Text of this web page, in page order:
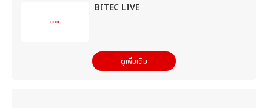
BITEC LIVE
ดูเพิ่มเติม